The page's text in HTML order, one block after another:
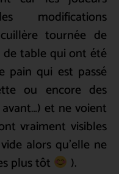
modifications
tournée de
de table qui ont été
pain qui est passé
ou encore des
et ne voient
vraiment visibles
alors qu’elle ne
plus tôt
).